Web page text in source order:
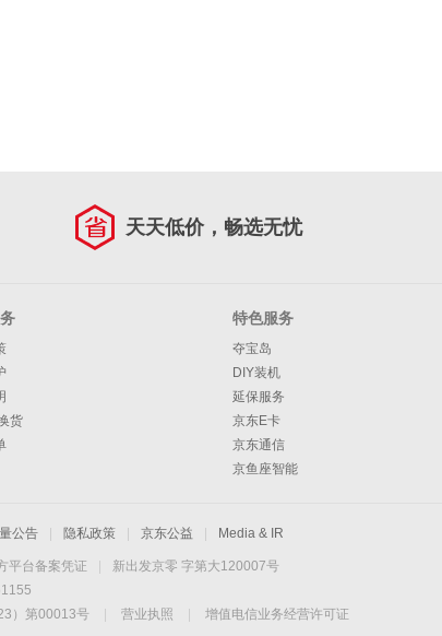
天天低价，畅选无忧
货
特色服务
夺宝岛
DIY装机
延保服务
京东E卡
京东通信
京鱼座智能
公告 隐私政策 京东公益 Media & IR
平台备案凭证
新出发京零 字第大120007号
）第00013号 营业执照
增值电信业务经营许可证